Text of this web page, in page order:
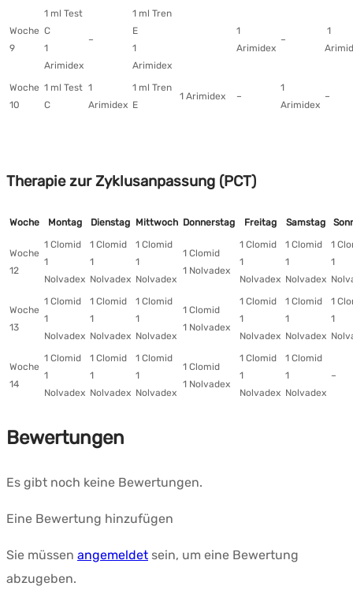
Woche
9
1 ml Test
C
1
Arimidex
–
1 ml Tren
E
1
Arimidex
1
Arimidex
–
1
Woche
10
1 ml Test
C
1
Arimidex
1 ml Tren
E
1 Arimidex –
1
Arimidex
–
Therapie zur Zyklusanpassung (PCT)
Woche Montag Dienstag Mittwoch Donnerstag Freitag Samstag
Woche
12
1 Clomid
1
Nolvadex
1 Clomid
1
Nolvadex
1 Clomid
1
Nolvadex
1 Clomid
1 Nolvadex
1 Clomid
1
Nolvadex
1 Clomid
1
Nolvadex
1
1
Woche
13
1 Clomid
1
Nolvadex
1 Clomid
1
Nolvadex
1 Clomid
1
Nolvadex
1 Clomid
1 Nolvadex
1 Clomid
1
Nolvadex
1 Clomid
1
Nolvadex
1
1
Woche
14
1 Clomid
1
Nolvadex
1 Clomid
1
Nolvadex
1 Clomid
1
Nolvadex
1 Clomid
1 Nolvadex
1 Clomid
1
Nolvadex
1 Clomid
1
Nolvadex
–
Bewertungen
Es gibt noch keine Bewertungen.
Eine Bewertung hinzufügen
Sie müssen angemeldet sein, um eine Bewertung
abzugeben.